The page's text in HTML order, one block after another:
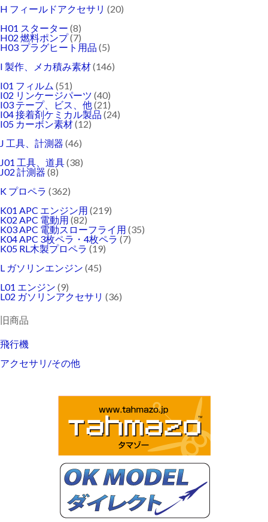
H フィールドアクセサリ (20)
H01 スターター (8)
H02 燃料ポンプ(7)
H03 プラグヒート用品 (5)
I 製作、メカ積み素材(146)
I01 フィルム (51)
I02 リンケージパーツ (40)
I03 テープ、ビス、他(21)
I04 接着剤ケミカル製品 (24)
I05 カーボン素材(12)
J 工具、計測器 (46)
J01 工具、道具(38)
J02 計測器 (8)
K プロペラ (362)
K01 APC エンジン用 (219)
K02 APC 電動用 (82)
K03 APC 電動スローフライ用 (35)
K04 APC 3枚ペラ・4枚ペラ (7)
K05 RL木製プロペラ (19)
L ガソリンエンジン (45)
L01 エンジン (9)
L02 ガソリンアクセサリ (36)
旧商品
飛行機
アクセサリ/その他